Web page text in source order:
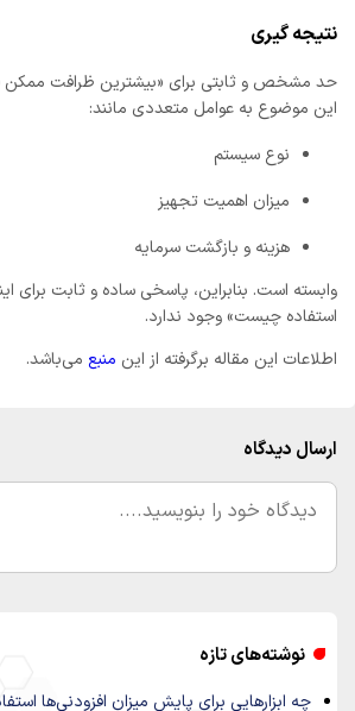
نتیجه گیری
حد مشخص و ثابتی برای «بیشترین ظرافت ممکن
این موضوع به عوامل متعددی مانند:
نوع سیستم
میزان اهمیت تجهیز
هزینه و بازگشت سرمایه
وابسته است. بنابراین، پاسخی ساده و ثابت برای
استفاده چیست» وجود ندارد.
اطلاعات این مقاله برگرفته از این منبع می‌باشد.
ارسال دیدگاه
نوشته‌های تازه
چه ابزارهایی برای پایش میزان افزودنی‌ها